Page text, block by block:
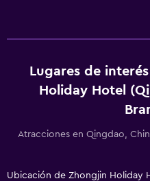
Lugares de
Holiday Hotel
Atracciones en Qingdao,
Ubicación de Zhongjin Holiday